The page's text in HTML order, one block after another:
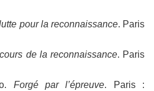
pour la reconnaissance. Paris
de la reconnaissance. Paris
Forgé par l’épreuve. Paris :